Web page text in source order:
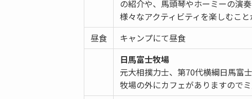
の紹介や、馬頭琴やホーミーの演
様々なアクティビティを楽しむこと
昼食
キャンプにて昼食
日馬富士牧場
元大相撲力士、第70代横綱日馬富
牧場の外にカフェがありますので